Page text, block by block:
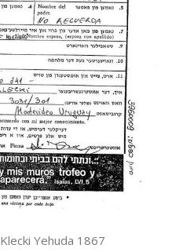
Klecki Yehuda 1867